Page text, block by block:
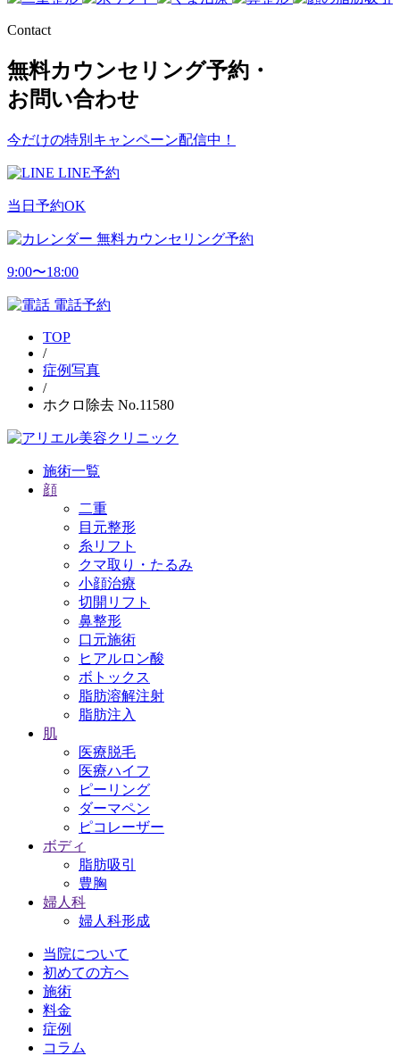
Contact
無料カウンセリング予約・
お問い合わせ
今だけの特別キャンペーン配信中！
LINE予約
当日予約OK
無料カウンセリング予約
9:00〜18:00
電話予約
TOP
/
症例写真
/
ホクロ除去 No.11580
施術一覧
顔
二重
目元整形
糸リフト
クマ取り・たるみ
小顔治療
切開リフト
鼻整形
口元施術
ヒアルロン酸
ボトックス
脂肪溶解注射
脂肪注入
肌
医療脱毛
医療ハイフ
ピーリング
ダーマペン
ピコレーザー
ボディ
脂肪吸引
豊胸
婦人科
婦人科形成
当院について
初めての方へ
施術
料金
症例
コラム